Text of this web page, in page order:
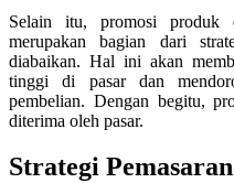
Selain itu, promosi produk
merupakan bagian dari
diabaikan. Hal ini akan
tinggi di pasar dan
pembelian. Dengan begitu,
diterima oleh pasar.
Strategi